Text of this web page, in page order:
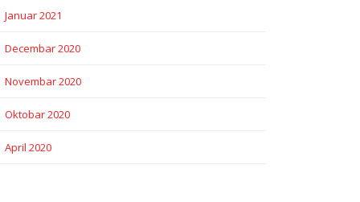
Januar 2021
Decembar 2020
Novembar 2020
Oktobar 2020
April 2020